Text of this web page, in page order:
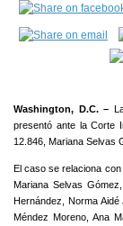
Washington, D.C. –
presentó ante la Corte
12.846, Mariana Selvas
El caso se relaciona
Mariana Selvas
Hernández, Norma
Méndez Moreno, Ana